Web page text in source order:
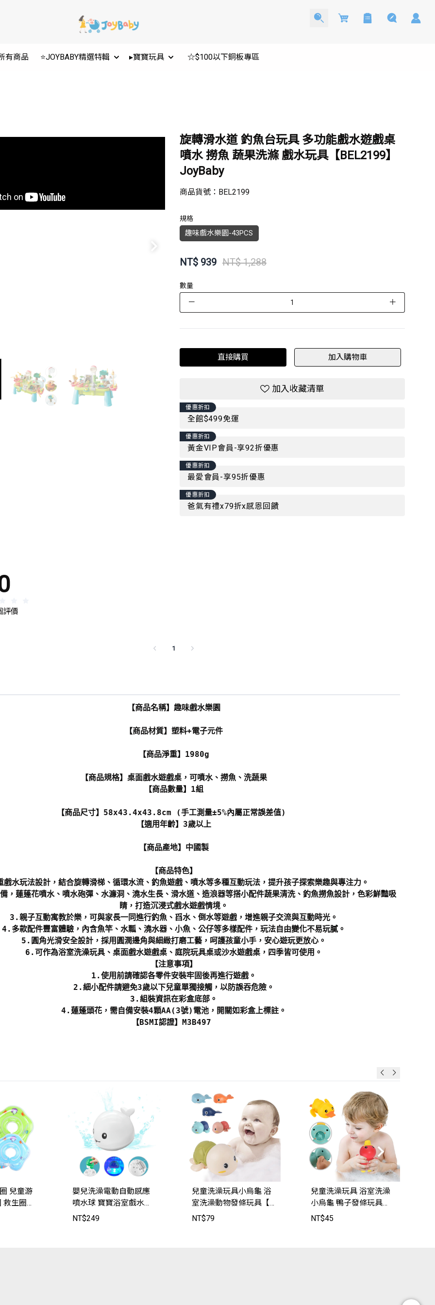
Cart
有商品 ⭐JOYBABY精選特輯 ▸寶寶玩具 ☆$100以下銅板專區
旋轉滑水道 釣魚台玩具 多功能戲水遊戲桌
噴水 撈魚 蔬果洗滌 戲水玩具【BEL2199】
JoyBaby
商品貨號： BEL2199
規格
趣味戲水樂園-43PCS
NT$939 NT$ 1,288
數量
－ ＋
直接購買 加入購物車
加入收藏清單
優惠折扣
全館$499免運
優惠折扣
黃金VIP會員-享92折優惠
優惠折扣
最愛會員-享95折優惠
優惠折扣
爸氣有禮x79折x感恩回饋
評價
1
【商品名稱】趣味戲水樂園
【商品材質】塑料+電子元件
【商品淨重】1980g
【商品規格】桌面戲水遊戲桌，可噴水、撈魚、洗蔬果
【商品數量】1組
【商品尺寸】58x43.4x43.8cm (手工測量±5%內屬正常誤差值)
【適用年齡】3歲以上
【商品產地】中國製
【商品特色】
水玩法設計，結合旋轉滑梯、循環水流、釣魚遊戲、噴水等多種互動玩法，提升孩子探索樂趣與專注力。
，蓮蓬花噴水、噴水砲彈、水濂洞、澆水生長、滑水道、造浪器等搭小配件蔬果清洗、釣魚撈魚設計，色彩鮮豔吸
睛，打造沉浸式戲水遊戲情境。
3.親子互動寓教於樂，可與家長一同進行釣魚、舀水、倒水等遊戲，增進親子交流與互動時光。
4.多款配件豐富體驗，內含魚竿、水瓢、澆水器、小魚、公仔等多樣配件，玩法自由變化不易玩膩。
5.圓角光滑安全設計，採用圓潤邊角與細緻打磨工藝，呵護孩童小手，安心遊玩更放心。
6.可作為浴室洗澡玩具、桌面戲水遊戲桌、庭院玩具桌或沙水遊戲桌，四季皆可使用。
【注意事項】
1.使用前請確認各零件安裝牢固後再進行遊戲。
2.細小配件請避免3歲以下兒童單獨接觸，以防誤吞危險。
3.組裝資訊在彩盒底部。
4.蓮蓬頭花，需自備安裝4顆AA(3號)電池，開關如彩盒上標註。
【BSMI認證】M3B497
兒童游
救生圈
嬰兒洗澡電動自動感應
噴水球 寶寶浴室戲水玩
具【SJ9813】JoyBaby
NT$249
兒童洗澡玩具小烏龜 浴
室洗澡動物發條玩具【K
ON1781】JoyBaby
NT$79
兒童洗澡玩具 浴室洗澡
小烏龜 鴨子發條玩具
【SJ9803】JoyBaby
NT$45